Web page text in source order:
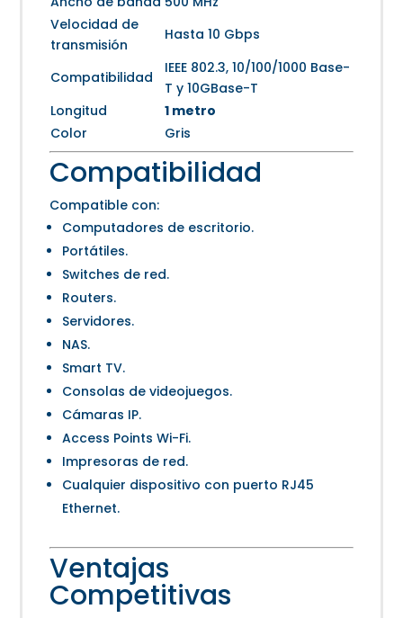
Velocidad de
transmisión
Hasta 10 Gbps
Compatibilidad
IEEE 802.3, 10/100/1000 Base-
T y 10GBase-T
Longitud
1 metro
Color
Gris
Compatibilidad
Compatible con:
Computadores de escritorio.
Portátiles.
Switches de red.
Routers.
Servidores.
NAS.
Smart TV.
Consolas de videojuegos.
Cámaras IP.
Access Points Wi-Fi.
Impresoras de red.
Cualquier dispositivo con puerto RJ45
Ethernet.
Ventajas
Competitivas